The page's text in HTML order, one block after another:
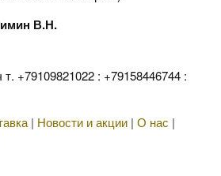
В.Н.
+79109821022 : +79158446744 :
| Новости и акции | О нас |